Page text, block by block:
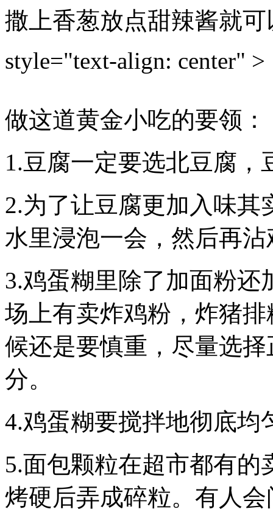
撒上香葱放点甜辣酱就
style="text-align: center" >
做这道黄金小吃的要领：
1.豆腐一定要选北豆腐
2.为了让豆腐更加入味
水里浸泡一会，然后再
3.鸡蛋糊里除了加面粉
场上有卖炸鸡粉，炸猪
候还是要慎重，尽量选
分。
4.鸡蛋糊要搅拌地彻底均
5.面包颗粒在超市都有
烤硬后弄成碎粒。有人